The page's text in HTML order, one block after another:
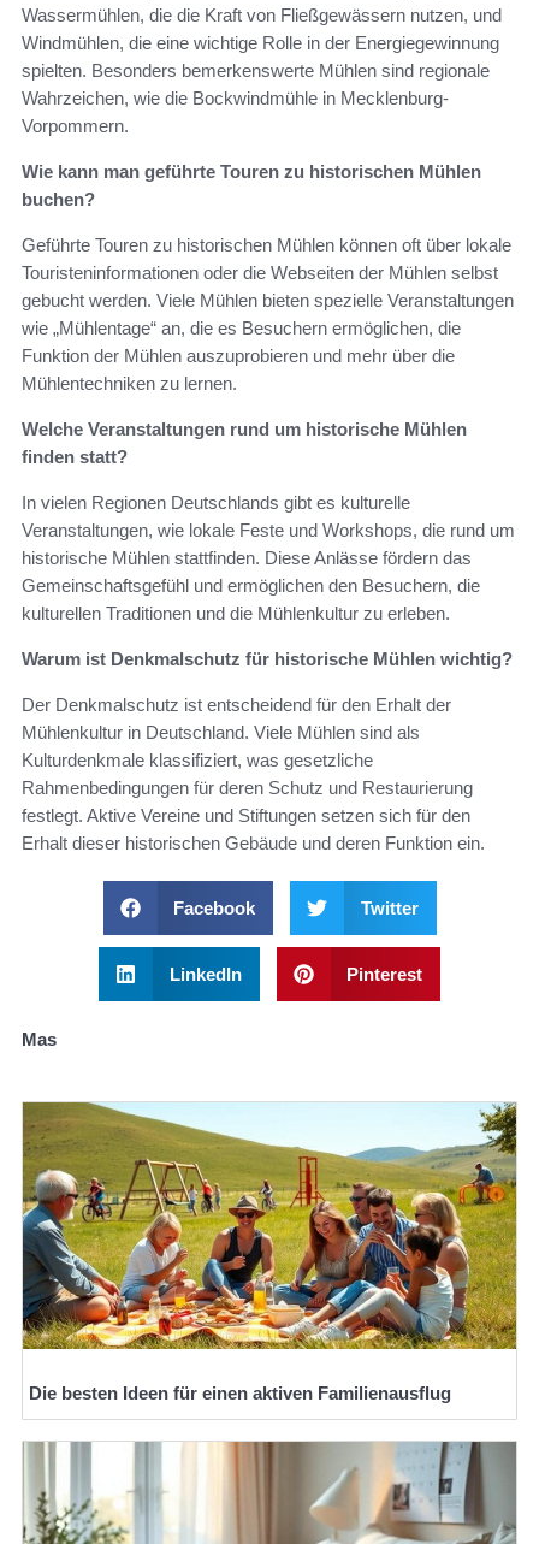
Wassermühlen, die die Kraft von Fließgewässern nutzen, und
Windmühlen, die eine wichtige Rolle in der Energiegewinnung
spielten. Besonders bemerkenswerte Mühlen sind regionale
Wahrzeichen, wie die Bockwindmühle in Mecklenburg-
Vorpommern.
Wie kann man geführte Touren zu historischen Mühlen
buchen?
Geführte Touren zu historischen Mühlen können oft über lokale
Touristeninformationen oder die Webseiten der Mühlen selbst
gebucht werden. Viele Mühlen bieten spezielle Veranstaltungen
wie „Mühlentage“ an, die es Besuchern ermöglichen, die
Funktion der Mühlen auszuprobieren und mehr über die
Mühlentechniken zu lernen.
Welche Veranstaltungen rund um historische Mühlen
finden statt?
In vielen Regionen Deutschlands gibt es kulturelle
Veranstaltungen, wie lokale Feste und Workshops, die rund um
historische Mühlen stattfinden. Diese Anlässe fördern das
Gemeinschaftsgefühl und ermöglichen den Besuchern, die
kulturellen Traditionen und die Mühlenkultur zu erleben.
Warum ist Denkmalschutz für historische Mühlen wichtig?
Der Denkmalschutz ist entscheidend für den Erhalt der
Mühlenkultur in Deutschland. Viele Mühlen sind als
Kulturdenkmale klassifiziert, was gesetzliche
Rahmenbedingungen für deren Schutz und Restaurierung
festlegt. Aktive Vereine und Stiftungen setzen sich für den
Erhalt dieser historischen Gebäude und deren Funktion ein.
Facebook Twitter
LinkedIn Pinterest
Mas
Die besten Ideen für einen aktiven Familienausflug